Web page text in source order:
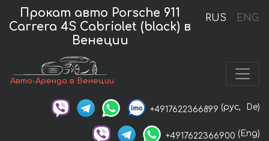
RUS ENG
Прокат авто Porsche 911
Carrera 4S Cabriolet (black) в
Венеции
Авто-Аренда в Венеции
+4917622366899 (рус, De)
+4917622366900 (Eng)